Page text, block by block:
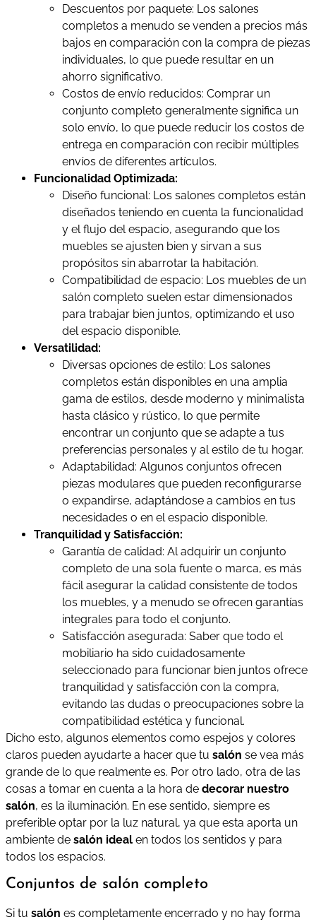
Descuentos por paquete: Los salones
completos a menudo se venden a precios más
bajos en comparación con la compra de piezas
individuales, lo que puede resultar en un
ahorro significativo.
Costos de envío reducidos: Comprar un
conjunto completo generalmente significa un
solo envío, lo que puede reducir los costos de
entrega en comparación con recibir múltiples
envíos de diferentes artículos.
Funcionalidad Optimizada:
Diseño funcional: Los salones completos están
diseñados teniendo en cuenta la funcionalidad
y el flujo del espacio, asegurando que los
muebles se ajusten bien y sirvan a sus
propósitos sin abarrotar la habitación.
Compatibilidad de espacio: Los muebles de un
salón completo suelen estar dimensionados
para trabajar bien juntos, optimizando el uso
del espacio disponible.
Versatilidad:
Diversas opciones de estilo: Los salones
completos están disponibles en una amplia
gama de estilos, desde moderno y minimalista
hasta clásico y rústico, lo que permite
encontrar un conjunto que se adapte a tus
preferencias personales y al estilo de tu hogar.
Adaptabilidad: Algunos conjuntos ofrecen
piezas modulares que pueden reconfigurarse
o expandirse, adaptándose a cambios en tus
necesidades o en el espacio disponible.
Tranquilidad y Satisfacción:
Garantía de calidad: Al adquirir un conjunto
completo de una sola fuente o marca, es más
fácil asegurar la calidad consistente de todos
los muebles, y a menudo se ofrecen garantías
integrales para todo el conjunto.
Satisfacción asegurada: Saber que todo el
mobiliario ha sido cuidadosamente
seleccionado para funcionar bien juntos ofrece
tranquilidad y satisfacción con la compra,
evitando las dudas o preocupaciones sobre la
compatibilidad estética y funcional.
Dicho esto, algunos elementos como espejos y colores
claros pueden ayudarte a hacer que tu salón se vea más
grande de lo que realmente es. Por otro lado, otra de las
cosas a tomar en cuenta a la hora de decorar nuestro
salón, es la iluminación. En ese sentido, siempre es
preferible optar por la luz natural, ya que esta aporta un
ambiente de salón ideal en todos los sentidos y para
todos los espacios.
Conjuntos de salón completo
Si tu salón es completamente encerrado y no hay forma